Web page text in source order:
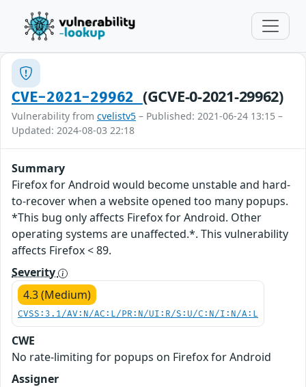
CVE-2021-29962 (GCVE-0-2021-29962)
Vulnerability from cvelistv5 – Published: 2021-06-24 13:15 –
Updated: 2024-08-03 22:18
Summary
Firefox for Android would become unstable and hard-
to-recover when a website opened too many popups.
*This bug only affects Firefox for Android. Other
operating systems are unaffected.*. This vulnerability
affects Firefox < 89.
Severity
4.3 (Medium)
CVSS:3.1/AV:N/AC:L/PR:N/UI:R/S:U/C:N/I:N/A:L
CWE
No rate-limiting for popups on Firefox for Android
Assigner